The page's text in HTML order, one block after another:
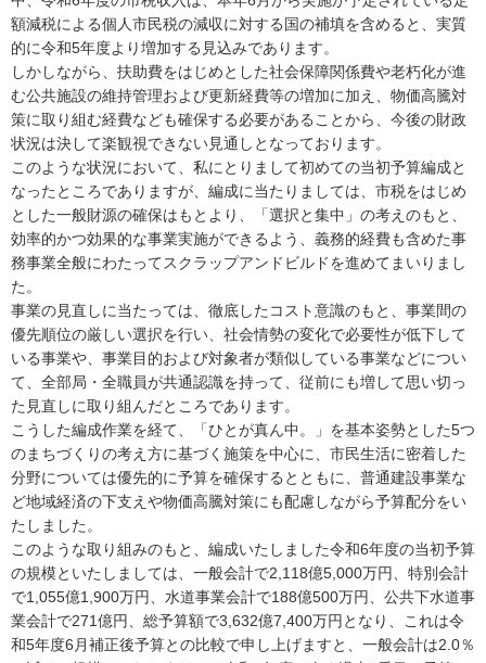
額減税による個人市民税の減収に対する国の補填を含めると、実質
的に令和5年度より増加する見込みであります。
しかしながら、扶助費をはじめとした社会保障関係費や老朽化が進
む公共施設の維持管理および更新経費等の増加に加え、物価高騰対
策に取り組む経費なども確保する必要があることから、今後の財政
状況は決して楽観視できない見通しとなっております。
このような状況において、私にとりまして初めての当初予算編成と
なったところでありますが、編成に当たりましては、市税をはじめ
とした一般財源の確保はもとより、「選択と集中」の考えのもと、
効率的かつ効果的な事業実施ができるよう、義務的経費も含めた事
務事業全般にわたってスクラップアンドビルドを進めてまいりまし
た。
事業の見直しに当たっては、徹底したコスト意識のもと、事業間の
優先順位の厳しい選択を行い、社会情勢の変化で必要性が低下して
いる事業や、事業目的および対象者が類似している事業などについ
て、全部局・全職員が共通認識を持って、従前にも増して思い切っ
た見直しに取り組んだところであります。
こうした編成作業を経て、「ひとが真ん中。」を基本姿勢とした5つ
のまちづくりの考え方に基づく施策を中心に、市民生活に密着した
分野については優先的に予算を確保するとともに、普通建設事業な
ど地域経済の下支えや物価高騰対策にも配慮しながら予算配分をい
たしました。
このような取り組みのもと、編成いたしました令和6年度の当初予算
の規模といたしましては、一般会計で2,118億5,000万円、特別会計
で1,055億1,900万円、水道事業会計で188億500万円、公共下水道事
業会計で271億円、総予算額で3,632億7,400万円となり、これは令
和5年度6月補正後予算との比較で申し上げますと、一般会計は2.0％